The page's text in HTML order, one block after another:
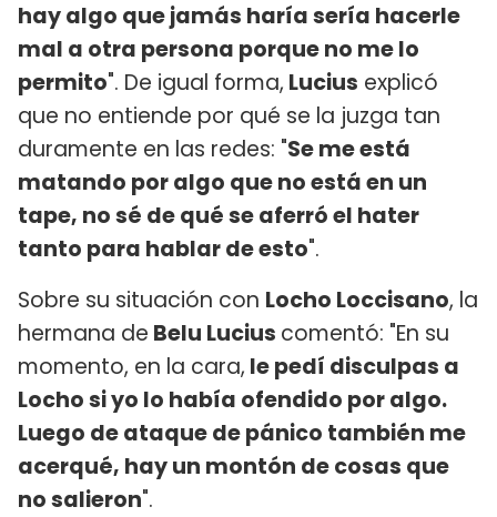
hay algo que jamás haría sería hacerle
mal a otra persona porque no me lo
permito". De igual forma, Lucius explicó
que no entiende por qué se la juzga tan
duramente en las redes: "Se me está
matando por algo que no está en un
tape, no sé de qué se aferró el hater
tanto para hablar de esto".
Sobre su situación con Locho Loccisano, la
hermana de Belu Lucius comentó: "En su
momento, en la cara, le pedí disculpas a
Locho si yo lo había ofendido por algo.
Luego de ataque de pánico también me
acerqué, hay un montón de cosas que
no salieron".